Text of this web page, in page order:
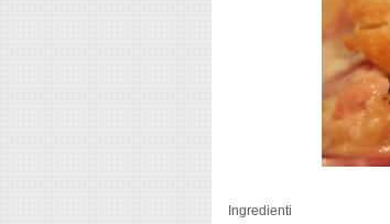
Ingredienti